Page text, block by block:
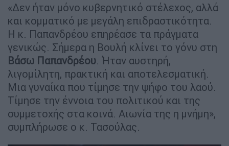
«Δεν ήταν μόνο κυβερνητικό στέλεχος, αλλά
και κομματικό με μεγάλη επιδραστικότητα.
Η κ. Παπανδρέου επηρέασε τα πράγματα
γενικώς. Σήμερα η Βουλή κλίνει το γόνυ στη
Βάσω Παπανδρέου. Ήταν αυστηρή,
λιγομίλητη, πρακτική και αποτελεσματική.
Μια γυναίκα που τίμησε την ψήφο του λαού.
Τίμησε την έννοια του πολιτικού και της
συμμετοχής στα κοινά. Αιωνία της η μνήμη»,
συμπλήρωσε ο κ. Τασούλας.